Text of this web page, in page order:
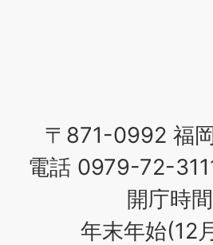
〒871-0992 福
電話 0979-72-
開庁時
年末年始(12